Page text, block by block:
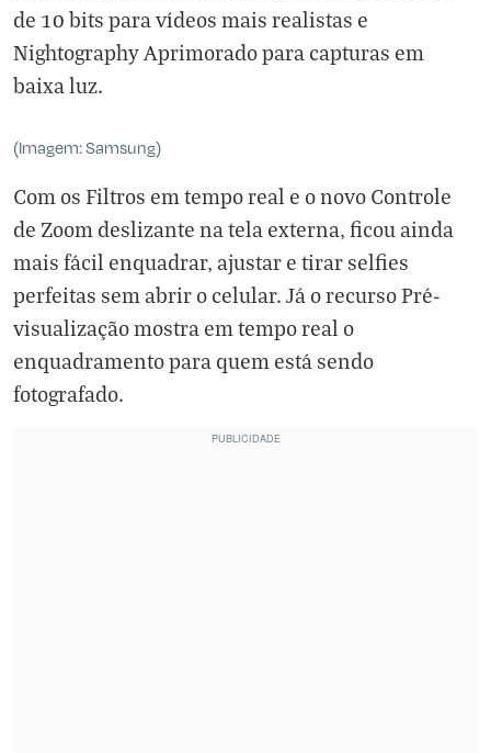
de 10 bits para vídeos mais realistas e
Nightography Aprimorado para capturas em
baixa luz.
(Imagem: Samsung)
Com os Filtros em tempo real e o novo Controle
de Zoom deslizante na tela externa, ficou ainda
mais fácil enquadrar, ajustar e tirar selfies
perfeitas sem abrir o celular. Já o recurso Pré-
visualização mostra em tempo real o
enquadramento para quem está sendo
fotografado.